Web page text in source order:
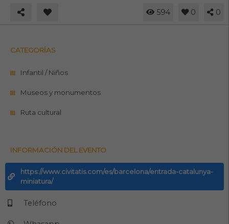
594 0 0
CATEGORÍAS
Infantil / Niños
Museos y monumentos
Ruta cultural
INFORMACIÓN DEL EVENTO
https://www.civitatis.com/es/barcelona/entrada-catalunya-
miniatura/
Teléfono